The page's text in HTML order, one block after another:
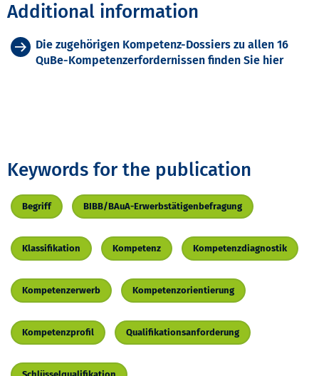
Additional information
Die zugehörigen Kompetenz-Dossiers zu allen 16
QuBe-Kompetenzerfordernissen finden Sie hier
Keywords for the publication
Begriff BIBB/BAuA-Erwerbstätigenbefragung
Klassifikation Kompetenz Kompetenzdiagnostik
Kompetenzerwerb Kompetenzorientierung
Kompetenzprofil Qualifikationsanforderung